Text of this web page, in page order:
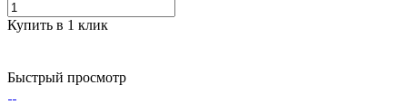
Купить в 1 клик
Быстрый просмотр